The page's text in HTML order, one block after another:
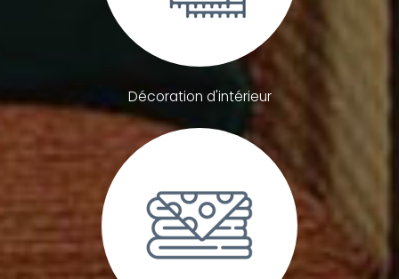
Décoration d'intérieur